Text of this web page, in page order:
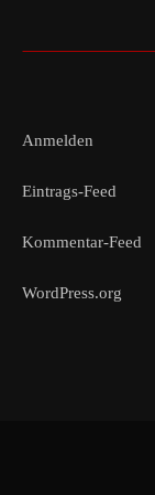
Anmelden
Eintrags-Feed
Kommentar-Feed
WordPress.org